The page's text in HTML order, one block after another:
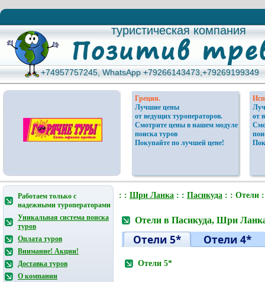
туристическая компания
туристическая компания
+74957757245, WhatsApp +79266143473,+79269199349
+74957757245, WhatsApp +79266143473,+79269199349
Греция.
Лучшие цены
от ведущих туроператоров.
Смотрите цены в нашем модуле
поиска туров
Покупайте по лучшей цене!
от
Работаем только с
надежными туроператорами
Уникальная система поиска
туров
Оплата туров
Внимание! Акции!
Доставка туров
О компании
: : Шри Ланка : : Пасикуда : : Отели
Отели в Пасикуда, Шри
Отели 5* Отели 4*
Отели 5*